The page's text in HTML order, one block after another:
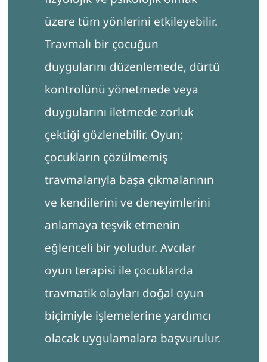
MMPI UZMAN GİRİŞİ
üzere tüm yönlerini etkileyebilir.
Travmalı bir çocuğun
duygularını düzenlemede, dürtü
kontrolünü yönetmede veya
duygularını iletmede zorluk
çektiği gözlenebilir. Oyun;
çocukların çözülmemiş
travmalarıyla başa çıkmalarının
ve kendilerini ve deneyimlerini
anlamaya teşvik etmenin
eğlenceli bir yoludur. Avcılar
oyun terapisi ile çocuklarda
travmatik olayları doğal oyun
biçimiyle işlemelerine yardımcı
olacak uygulamalara başvurulur.